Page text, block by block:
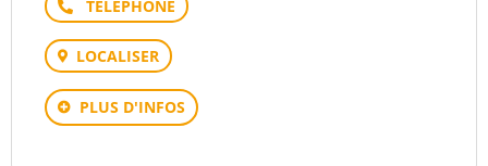
Téléphone
LOCALISER
PLUS D'INFOS